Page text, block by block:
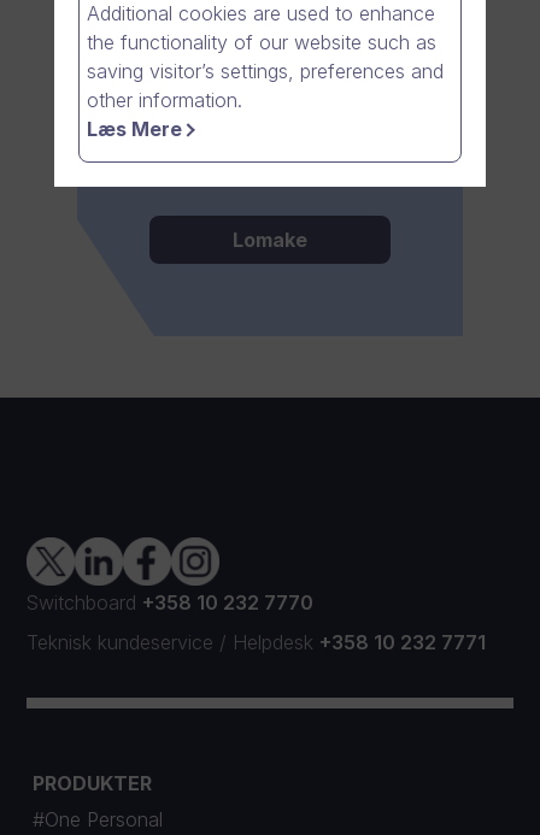
kokeilujakson minimissään
kuukaudeksi.
Hallintanäkymässä voit myös
kutsua kolleegasi
kokeilemaan Dream Broker
Lomake
Switchboard +358 10 232 7770
Teknisk kundeservice / Helpdesk +358 10 232 7771
PRODUKTER
#One Personal
Additional cookies are used to enhance
the functionality of our website such as
saving visitor’s settings, preferences and
other information.
Læs Mere